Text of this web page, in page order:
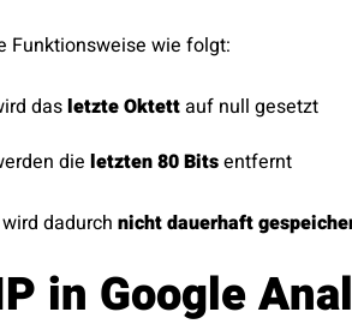
Funktionsweise wie folgt:
dasletzte Oktettauf null gesetzt
die letzten 80 Bitsentfernt
dadurch nicht dauerhaft
in Google